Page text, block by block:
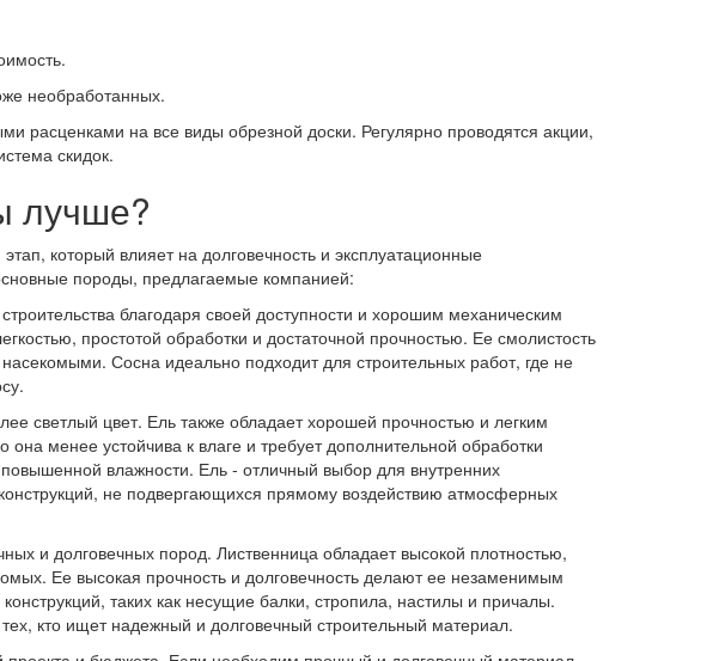
необработанных.
расценками на все виды обрезной доски. Регулярно проводятся акции,
скидок.
лучше?
который влияет на долговечность и эксплуатационные
породы, предлагаемые компанией:
благодаря своей доступности и хорошим механическим
простотой обработки и достаточной прочностью. Ее смолистость
Сосна идеально подходит для строительных работ, где не
светлый цвет. Ель также обладает хорошей прочностью и легким
менее устойчива к влаге и требует дополнительной обработки
влажности. Ель - отличный выбор для внутренних
не подвергающихся прямому воздействию атмосферных
и долговечных пород. Лиственница обладает высокой плотностью,
Ее высокая прочность и долговечность делают ее незаменимым
таких как несущие балки, стропила, настилы и причалы.
кто ищет надежный и долговечный строительный материал.